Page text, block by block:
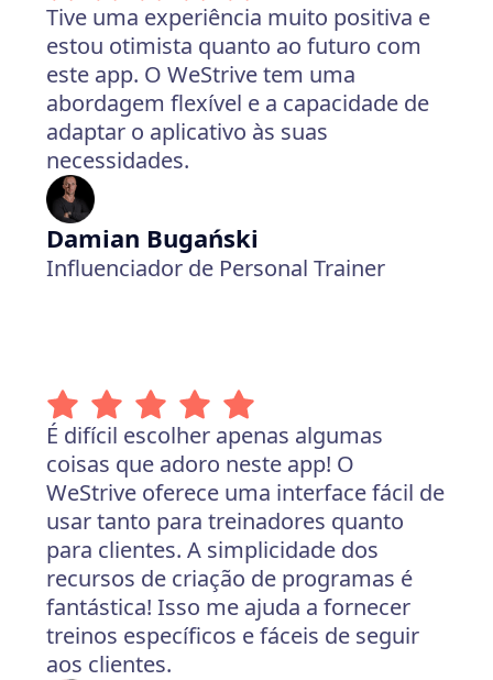
Tive uma experiência muito positiva e
estou otimista quanto ao futuro com
este app. O WeStrive tem uma
abordagem flexível e a capacidade de
adaptar o aplicativo às suas
necessidades.
Damian Bugański
Influenciador de Personal Trainer
É difícil escolher apenas algumas
coisas que adoro neste app! O
WeStrive oferece uma interface fácil de
usar tanto para treinadores quanto
para clientes. A simplicidade dos
recursos de criação de programas é
fantástica! Isso me ajuda a fornecer
treinos específicos e fáceis de seguir
aos clientes.